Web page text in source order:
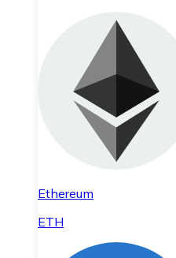
Ethereum
ETH